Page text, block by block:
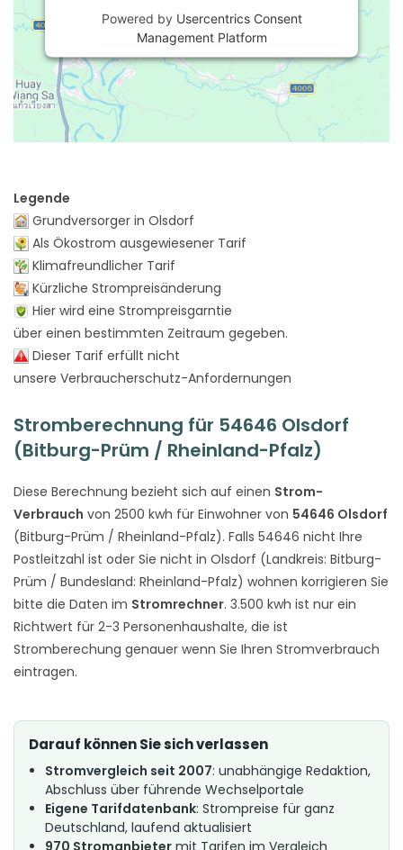
Powered by Usercentrics Consent
Management Platform
Legende
Grundversorger in Olsdorf
Als Ökostrom ausgewiesener Tarif
Klimafreundlicher Tarif
Kürzliche Strompreisänderung
Hier wird eine Strompreisgarntie
über einen bestimmten Zeitraum gegeben.
Dieser Tarif erfüllt nicht
unsere Verbraucherschutz-Anfordernungen
Stromberechnung für 54646 Olsdorf
(Bitburg-Prüm / Rheinland-Pfalz)
Diese Berechnung bezieht sich auf einen Strom-
Verbrauch von 2500 kwh für Einwohner von 54646 Olsdorf
(Bitburg-Prüm / Rheinland-Pfalz). Falls 54646 nicht Ihre
Postleitzahl ist oder Sie nicht in Olsdorf (Landkreis: Bitburg-
Prüm / Bundesland: Rheinland-Pfalz) wohnen korrigieren Sie
bitte die Daten im Stromrechner. 3.500 kwh ist nur ein
Richtwert für 2-3 Personenhaushalte, die ist
Stromberechung genauer wenn Sie Ihren Stromverbrauch
eintragen.
Darauf können Sie sich verlassen
Stromvergleich seit 2007: unabhängige Redaktion,
Abschluss über führende Wechselportale
Eigene Tarifdatenbank: Strompreise für ganz
Deutschland, laufend aktualisiert
970 Stromanbieter mit Tarifen im Vergleich